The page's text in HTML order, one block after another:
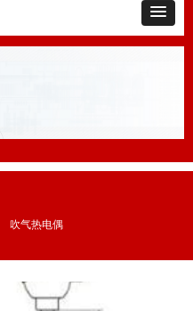
吹气热电偶